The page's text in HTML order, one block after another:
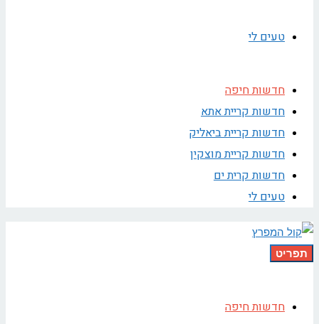
טעים לי
חדשות חיפה
חדשות קריית אתא
חדשות קריית ביאליק
חדשות קריית מוצקין
חדשות קרית ים
טעים לי
תפריט
חדשות חיפה